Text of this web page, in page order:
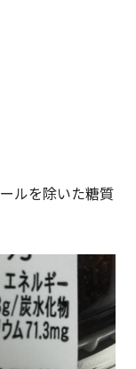
ルを除いた糖質